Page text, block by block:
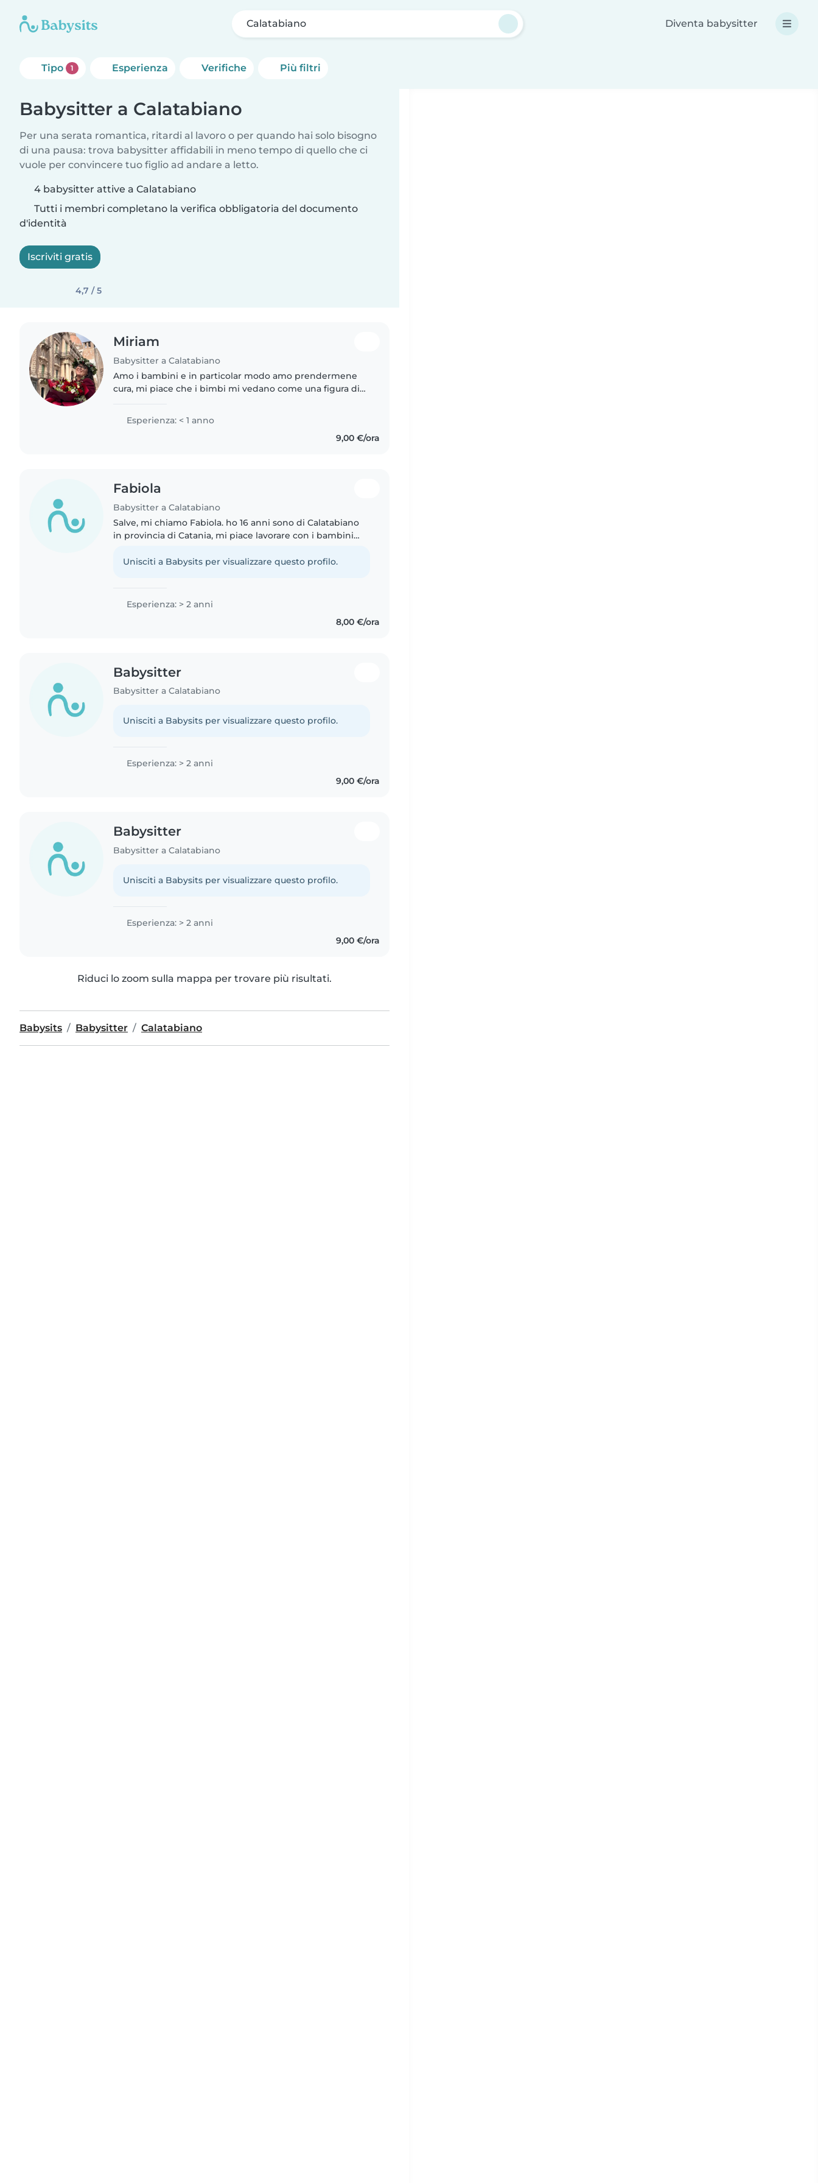
Calatabiano Diventa babysitter
Tipo 1 Esperienza Verifiche Più filtri
Babysitter a Calatabiano
Per una serata romantica, ritardi al lavoro o per quando hai solo bisogno
di una pausa: trova babysitter affidabili in meno tempo di quello che ci
vuole per convincere tuo figlio ad andare a letto.
4 babysitter attive a Calatabiano
Tutti i membri completano la verifica obbligatoria del documento
d'identità
Iscriviti gratis
4,7 / 5
Miriam
Babysitter a Calatabiano
Amo i bambini e in particolar modo amo prendermene
cura, mi piace che i bimbi mi vedano come una figura di
bimbi solitamente..
Esperienza: < 1 anno
9,00 €/ora
Fabiola
Babysitter a Calatabiano
Salve, mi chiamo Fabiola. ho 16 anni sono di Calatabiano
in provincia di Catania, mi piace lavorare con i bambini
anni e ho..
Unisciti a Babysits per visualizzare questo profilo.
Esperienza: > 2 anni
8,00 €/ora
Babysitter
Babysitter a Calatabiano
Unisciti a Babysits per visualizzare questo profilo.
Esperienza: > 2 anni
9,00 €/ora
Babysitter
Babysitter a Calatabiano
Unisciti a Babysits per visualizzare questo profilo.
Esperienza: > 2 anni
9,00 €/ora
Riduci lo zoom sulla mappa per trovare più risultati.
Babysits Babysitter Calatabiano